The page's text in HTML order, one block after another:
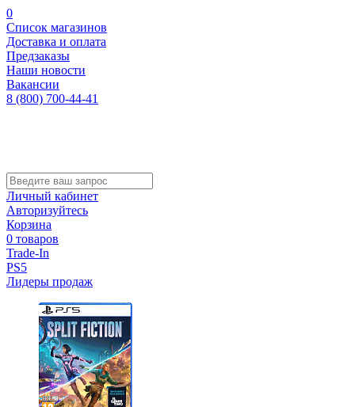
0
Список магазинов
Доставка и оплата
Предзаказы
Наши новости
Вакансии
8 (800) 700-44-41
Личный кабинет
Авторизуйтесь
Корзина
0 товаров
Trade-In
PS5
Лидеры продаж